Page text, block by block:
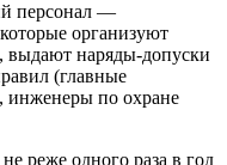
персонал —
организуют
выдают наряды-допуски
(главные
инженеры по охране
реже одного раза в год